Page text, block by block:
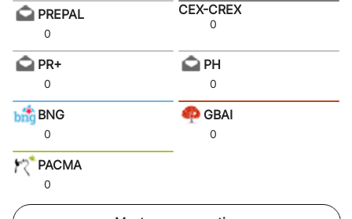
PREPAL
0
CEX-CREX
0
PR+
0
PH
0
BNG
0
GBAI
0
PACMA
0